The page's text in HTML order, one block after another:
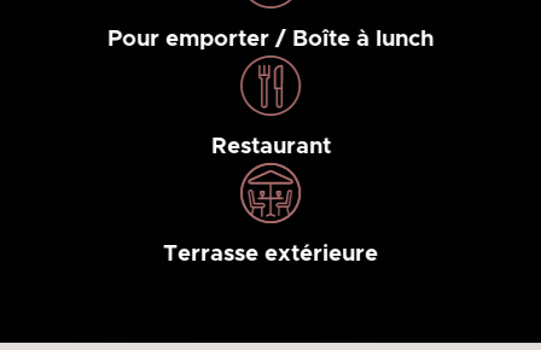
Pour emporter / Boîte à lunch
Restaurant
Terrasse extérieure